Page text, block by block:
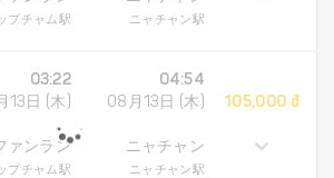
プチャム駅 ニャチャン駅
03:22
13日 (木)
ァンラン
プチャム駅
04:54
08月13日 (木)
ニャチャン
ニャチャン駅
105,000 đ